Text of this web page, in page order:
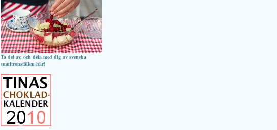
Ta del av, och dela med dig av svenska
smultronställen här!